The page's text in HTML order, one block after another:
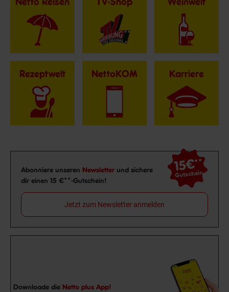
Rezeptwelt NettoKOM Karriere
Newsletter Anmeldung
Abonniere unseren Newsletter und sichere
dir einen 15 €**-Gutschein!
15€**
Gutschein
Jetzt zum Newsletter anmelden
Downloade die Netto plus App!